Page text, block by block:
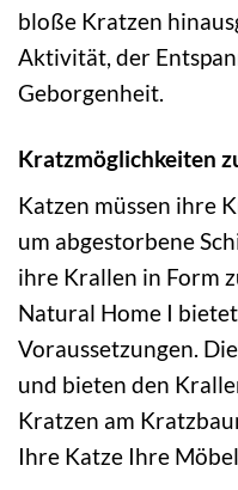
bloße Kratzen
Aktivität, der
Geborgenheit.
Kratzmöglichkeiten
Katzen müssen ihre
um abgestorbene
ihre Krallen in Form
Natural Home I
Voraussetzungen.
und bieten den
Kratzen am
Ihre Katze Ihre